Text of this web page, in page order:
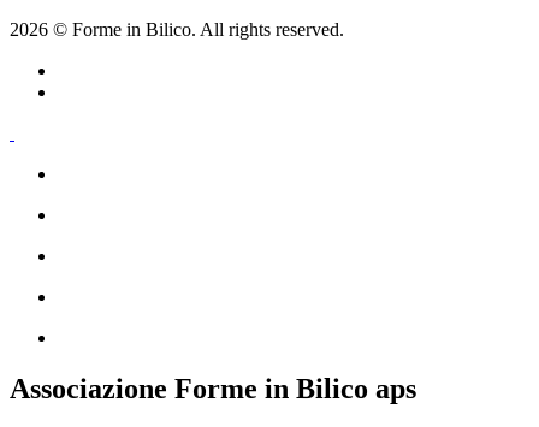
2026 © Forme in Bilico. All rights reserved.
Associazione Forme in Bilico aps